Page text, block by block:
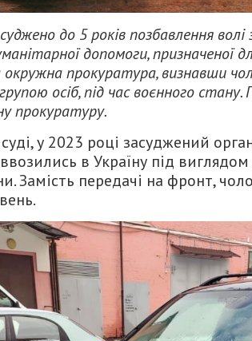
до 5 років позбавлення волі
допомоги, призначеної
прокуратура, визнавши
осіб, під час воєнного стану.
прокуратуру.
у 2023 році засуджений
в Україну під
Замість передачі на фронт,